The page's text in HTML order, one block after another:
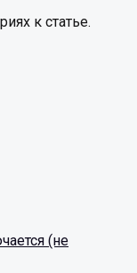
к статье.
(не